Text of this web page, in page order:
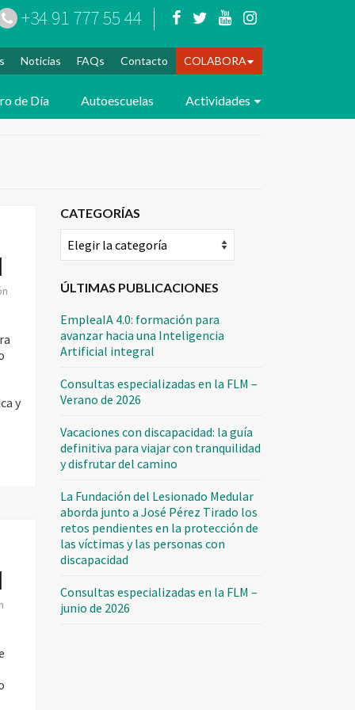
Noticias FAQs Contacto COLABORA
+34 91 777 55 44
de Día Autoescuelas Actividades
y
CATEGORÍAS
ÚLTIMAS PUBLICACIONES
EmpleaIA 4.0: formación para
avanzar hacia una Inteligencia
Artificial integral
Consultas especializadas en la FLM –
Verano de 2026
Vacaciones con discapacidad: la guía
definitiva para viajar con tranquilidad
y disfrutar del camino
La Fundación del Lesionado Medular
aborda junto a José Pérez Tirado los
retos pendientes en la protección de
las víctimas y las personas con
discapacidad
Consultas especializadas en la FLM –
junio de 2026